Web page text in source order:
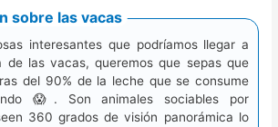
sobre las vacas
interesantes que podríamos llegar a
de las vacas, queremos que sepas que
del 90% de la leche que se consume
😱. Son animales sociables por
360 grados de visión panorámica lo